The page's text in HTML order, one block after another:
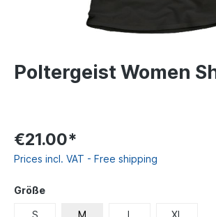
Poltergeist Women
€21.00*
Prices incl. VAT - Free shipping
Größe
S M L XL